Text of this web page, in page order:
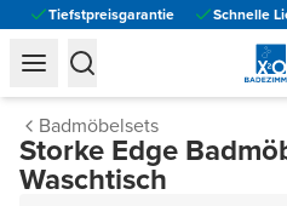
Tiefstpreisgarantie Schnelle
Badmöbelsets
Storke Edge
Waschtisch